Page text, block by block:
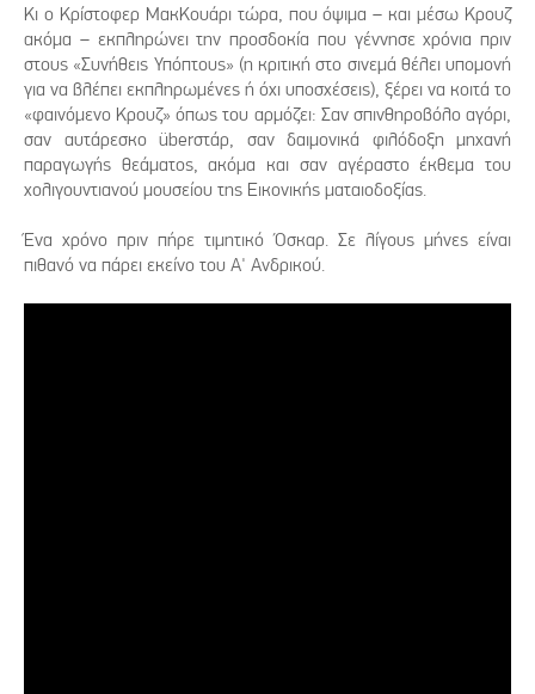
Κι ο Κρίστοφερ ΜακKουάρι τώρα, που όψιμα – και μέσω Κρουζ
ακόμα – εκπληρώνει την προσδοκία που γέννησε χρόνια πριν
στους «Συνήθεις Υπόπτους» (η κριτική στο σινεμά θέλει υπομονή
για να βλέπει εκπληρωμένες ή όχι υποσχέσεις), ξέρει να κοιτά το
«φαινόμενο Κρουζ» όπως του αρμόζει: Σαν σπινθηροβόλο αγόρι,
σαν αυτάρεσκο überστάρ, σαν δαιμονικά φιλόδοξη μηχανή
παραγωγής θεάματος, ακόμα και σαν αγέραστο έκθεμα του
χολιγουντιανού μουσείου της Εικονικής ματαιοδοξίας.
Ένα χρόνο πριν πήρε τιμητικό Όσκαρ. Σε λίγους μήνες είναι
πιθανό να πάρει εκείνο του Α' Ανδρικού.